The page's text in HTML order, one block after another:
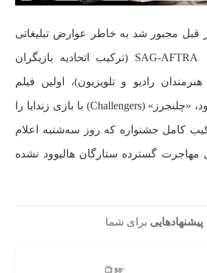
قبل مجبور شد به خاطر عوارض تبلیغاتی
ناشی از اعتصاب SAG-AFTRA (ترکیب اتحادیه بازیگران
رادیو و تلویزیون)، اولین فیلم
برنامه‌ریزی شده خود، «چلنجرز» (Challengers) با بازی زندایا را
کامل جشنواره که روز سه‌شنبه اعلام
مهاجرت گسترده ستارگان هالیوود نشده
پیشنهادهایی برای شما